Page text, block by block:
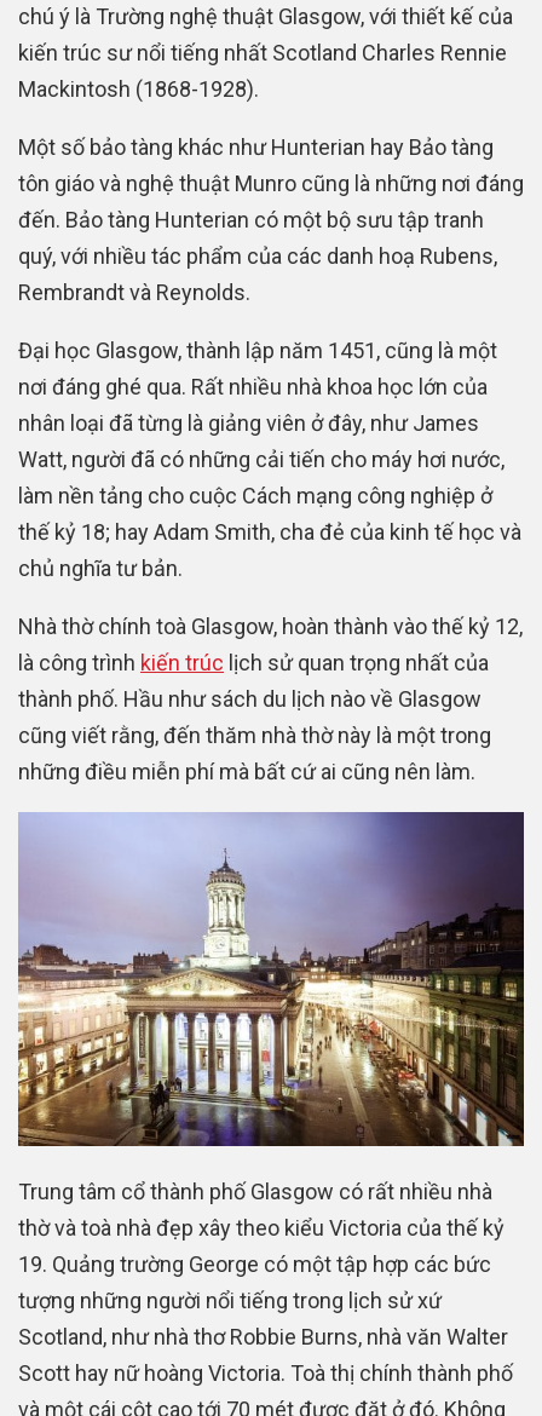
chú ý là Trường nghệ thuật Glasgow, với thiết kế của
kiến trúc sư nổi tiếng nhất Scotland Charles Rennie
Mackintosh (1868-1928).
Một số bảo tàng khác như Hunterian hay Bảo tàng
tôn giáo và nghệ thuật Munro cũng là những nơi đáng
đến. Bảo tàng Hunterian có một bộ sưu tập tranh
quý, với nhiều tác phẩm của các danh hoạ Rubens,
Rembrandt và Reynolds.
Đại học Glasgow, thành lập năm 1451, cũng là một
nơi đáng ghé qua. Rất nhiều nhà khoa học lớn của
nhân loại đã từng là giảng viên ở đây, như James
Watt, người đã có những cải tiến cho máy hơi nước,
làm nền tảng cho cuộc Cách mạng công nghiệp ở
thế kỷ 18; hay Adam Smith, cha đẻ của kinh tế học và
chủ nghĩa tư bản.
Nhà thờ chính toà Glasgow, hoàn thành vào thế kỷ 12,
là công trình kiến trúc lịch sử quan trọng nhất của
thành phố. Hầu như sách du lịch nào về Glasgow
cũng viết rằng, đến thăm nhà thờ này là một trong
những điều miễn phí mà bất cứ ai cũng nên làm.
Trung tâm cổ thành phố Glasgow có rất nhiều nhà
thờ và toà nhà đẹp xây theo kiểu Victoria của thế kỷ
19. Quảng trường George có một tập hợp các bức
tượng những người nổi tiếng trong lịch sử xứ
Scotland, như nhà thơ Robbie Burns, nhà văn Walter
Scott hay nữ hoàng Victoria. Toà thị chính thành phố
và một cái cột cao tới 70 mét được đặt ở đó. Không